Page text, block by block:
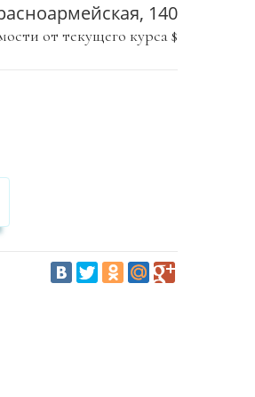
140
от текущего курса $